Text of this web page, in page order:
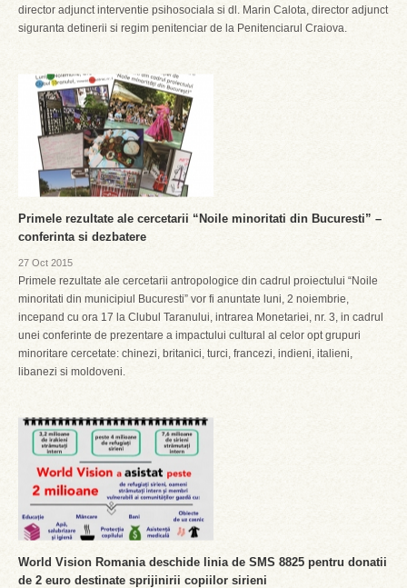
director adjunct interventie psihosociala si dl. Marin Calota, director adjunct
siguranta detinerii si regim penitenciar de la Penitenciarul Craiova.
Primele rezultate ale cercetarii “Noile minoritati din Bucuresti” –
conferinta si dezbatere
27 Oct 2015
Primele rezultate ale cercetarii antropologice din cadrul proiectului “Noile
minoritati din municipiul Bucuresti” vor fi anuntate luni, 2 noiembrie,
incepand cu ora 17 la Clubul Taranului, intrarea Monetariei, nr. 3, in cadrul
unei conferinte de prezentare a impactului cultural al celor opt grupuri
minoritare cercetate: chinezi, britanici, turci, francezi, indieni, italieni,
libanezi si moldoveni.
World Vision Romania deschide linia de SMS 8825 pentru donatii
de 2 euro destinate sprijinirii copiilor sirieni